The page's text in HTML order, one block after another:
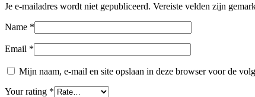
Je e-mailadres wordt niet gepubliceerd. Vereiste velden zijn
Name *
Email *
Mijn naam, e-mail en site opslaan in deze browser voor de
Your rating *